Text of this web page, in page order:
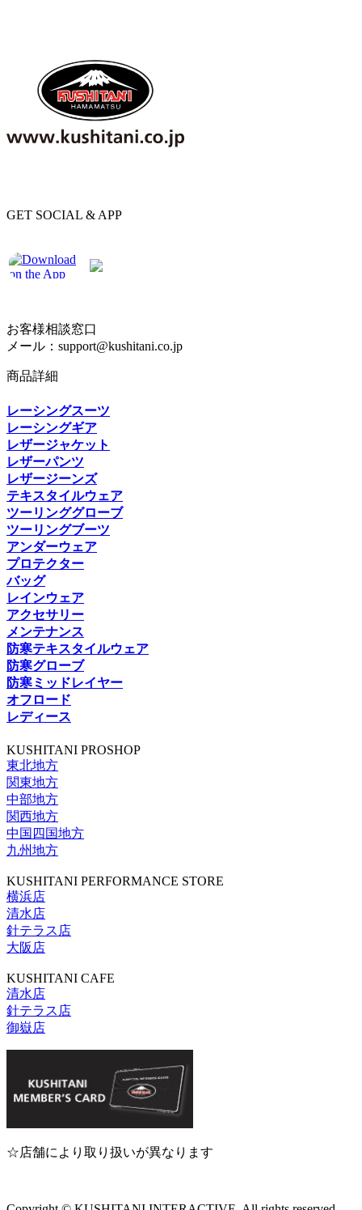
GET SOCIAL & APP
お客様相談窓口
メール：support@kushitani.co.jp
商品詳細
レーシングスーツ
レーシングギア
レザージャケット
レザーパンツ
レザージーンズ
テキスタイルウェア
ツーリンググローブ
ツーリングブーツ
アンダーウェア
プロテクター
バッグ
レインウェア
アクセサリー
メンテナンス
防寒テキスタイルウェア
防寒グローブ
防寒ミッドレイヤー
オフロード
レディース
KUSHITANI PROSHOP
東北地方
関東地方
中部地方
関西地方
中国四国地方
九州地方
KUSHITANI PERFORMANCE STORE
横浜店
清水店
針テラス店
大阪店
KUSHITANI CAFE
清水店
針テラス店
御嶽店
☆店舗により取り扱いが異なります